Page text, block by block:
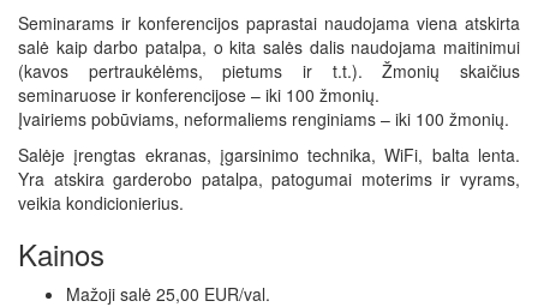
Seminarams ir konferencijos paprastai naudojama viena atskirta
salė kaip darbo patalpa, o kita salės dalis naudojama maitinimui
(kavos pertraukėlėms, pietums ir t.t.). Žmonių skaičius
seminaruose ir konferencijose – iki 100 žmonių.
Įvairiems pobūviams, neformaliems renginiams – iki 100 žmonių.
Salėje įrengtas ekranas, įgarsinimo technika, WiFi, balta lenta.
Yra atskira garderobo patalpa, patogumai moterims ir vyrams,
veikia kondicionierius.
Kainos
Mažoji salė 25,00 EUR/val.